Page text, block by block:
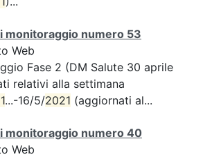
monitoraggio numero 53
Web
Fase 2 (DM Salute 30 aprile
relativi alla settimana
...-16/5/2021 (aggiornati al...
monitoraggio numero 40
Web